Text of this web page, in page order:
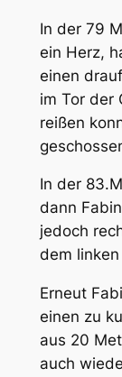
In der 79
ein Herz,
einen
im Tor der
reißen
In der
dann
jedoch
dem linken
Erneut
einen zu
aus 20
auch